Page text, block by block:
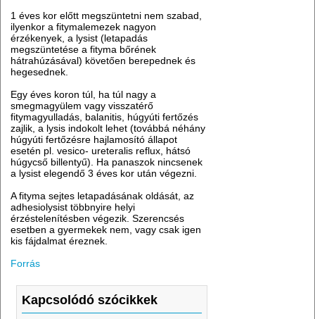
1 éves kor előtt megszüntetni nem szabad,
ilyenkor a fitymalemezek nagyon
érzékenyek, a lysist (letapadás
megszüntetése a fityma bőrének
hátrahúzásával) követően berepednek és
hegesednek.
Egy éves koron túl, ha túl nagy a
smegmagyülem vagy visszatérő
fitymagyulladás, balanitis, húgyúti fertőzés
zajlik, a lysis indokolt lehet (továbbá néhány
húgyúti fertőzésre hajlamosító állapot
esetén pl. vesico- ureteralis reflux, hátsó
húgycső billentyű). Ha panaszok nincsenek
a lysist elegendő 3 éves kor után végezni.
A fityma sejtes letapadásának oldását, az
adhesiolysist többnyire helyi
érzéstelenítésben végezik. Szerencsés
esetben a gyermekek nem, vagy csak igen
kis fájdalmat éreznek.
Forrás
Kapcsolódó szócikkek